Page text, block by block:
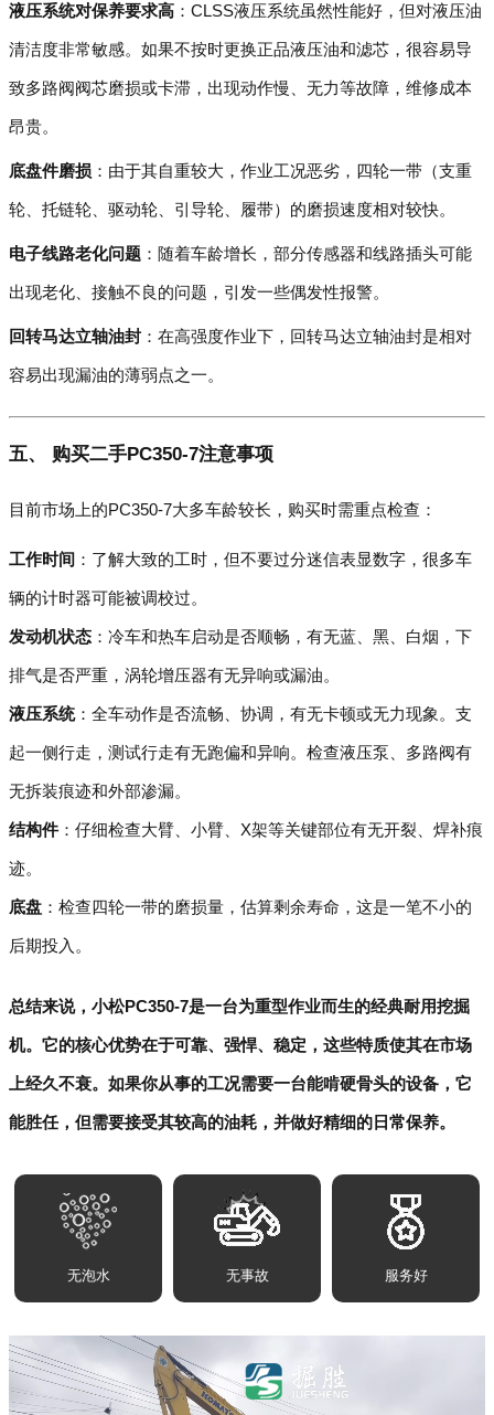
液压系统对保养要求高 ：CLSS液压系统虽然性能好，但对液压油
清洁度非常敏感。如果不按时更换正品液压油和滤芯，很容易导
致多路阀阀芯磨损或卡滞，出现动作慢、无力等故障，维修成本
昂贵。
底盘件磨损 ：由于其自重较大，作业工况恶劣，四轮一带（支重
轮、托链轮、驱动轮、引导轮、履带）的磨损速度相对较快。
电子线路老化问题 ：随着车龄增长，部分传感器和线路插头可能
出现老化、接触不良的问题，引发一些偶发性报警。
回转马达立轴油封 ：在高强度作业下，回转马达立轴油封是相对
容易出现漏油的薄弱点之一。
五、 购买二手PC350-7注意事项
目前市场上的PC350-7大多车龄较长，购买时需重点检查：
工作时间 ：了解大致的工时，但不要过分迷信表显数字，很多车
辆的计时器可能被调校过。
发动机状态 ：冷车和热车启动是否顺畅，有无蓝、黑、白烟，下
排气是否严重，涡轮增压器有无异响或漏油。
液压系统：全车动作是否流畅、协调，有无卡顿或无力现象。支
起一侧行走，测试行走有无跑偏和异响。检查液压泵、多路阀有
无拆装痕迹和外部渗漏。
结构件：仔细检查大臂、小臂、X架等关键部位有无开裂、焊补痕
迹。
底盘 ：检查四轮一带的磨损量，估算剩余寿命，这是一笔不小的
后期投入。
总结来说，小松PC350-7是一台为重型作业而生的经典耐用挖掘
机。它的核心优势在于可靠、强悍、稳定，这些特质使其在市场
上经久不衰。如果你从事的工况需要一台能啃硬骨头的设备，它
能胜任，但需要接受其较高的油耗，并做好精细的日常保养。
无泡水 无事故 服务好